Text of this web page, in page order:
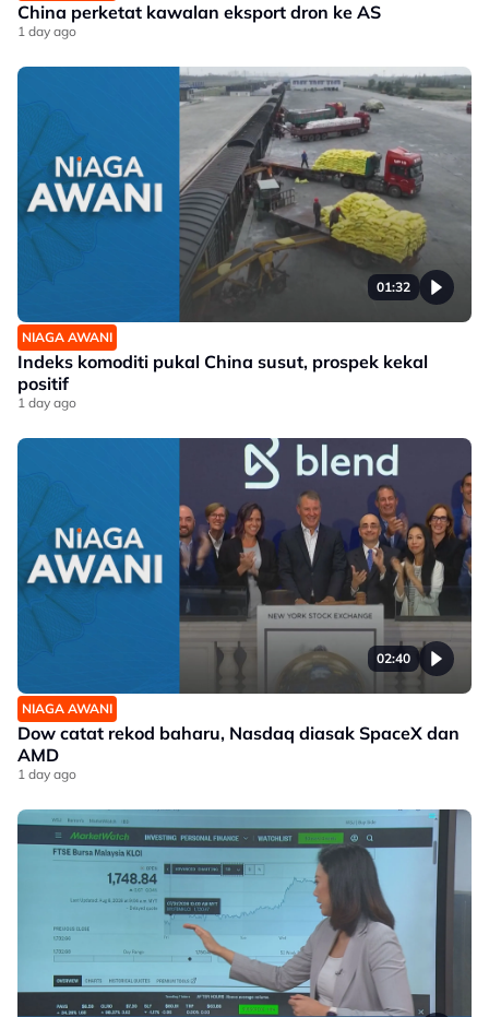
China perketat kawalan eksport dron ke AS
1 day ago
01:32
NIAGA AWANI
Indeks komoditi pukal China susut, prospek kekal
positif
1 day ago
02:40
NIAGA AWANI
Dow catat rekod baharu, Nasdaq diasak SpaceX dan
AMD
1 day ago